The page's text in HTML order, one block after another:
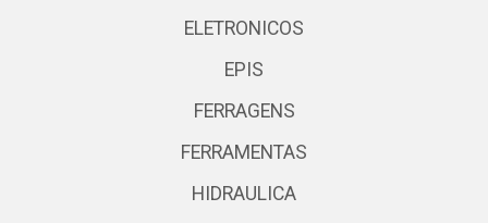
ELETRONICOS
EPIS
FERRAGENS
FERRAMENTAS
HIDRAULICA